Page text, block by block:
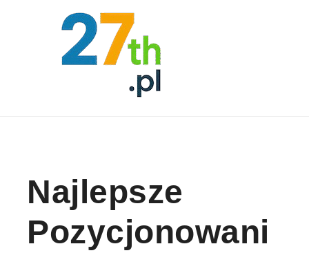
Najlepsze
Pozycjonowani